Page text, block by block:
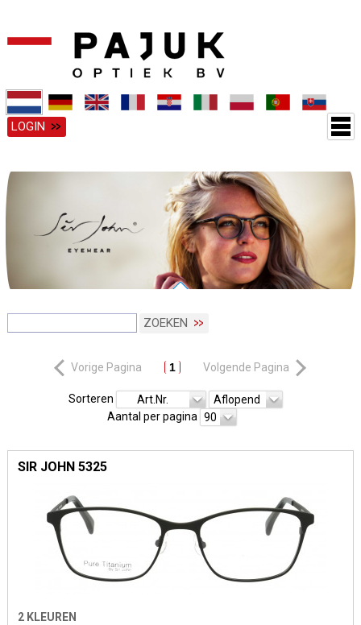
LOGIN
ZOEKEN
Vorige Pagina 1 Volgende Pagina
Sorteren Art.Nr.
Aflopend
Aantal per pagina 90
SIR JOHN 5325
2 KLEUREN